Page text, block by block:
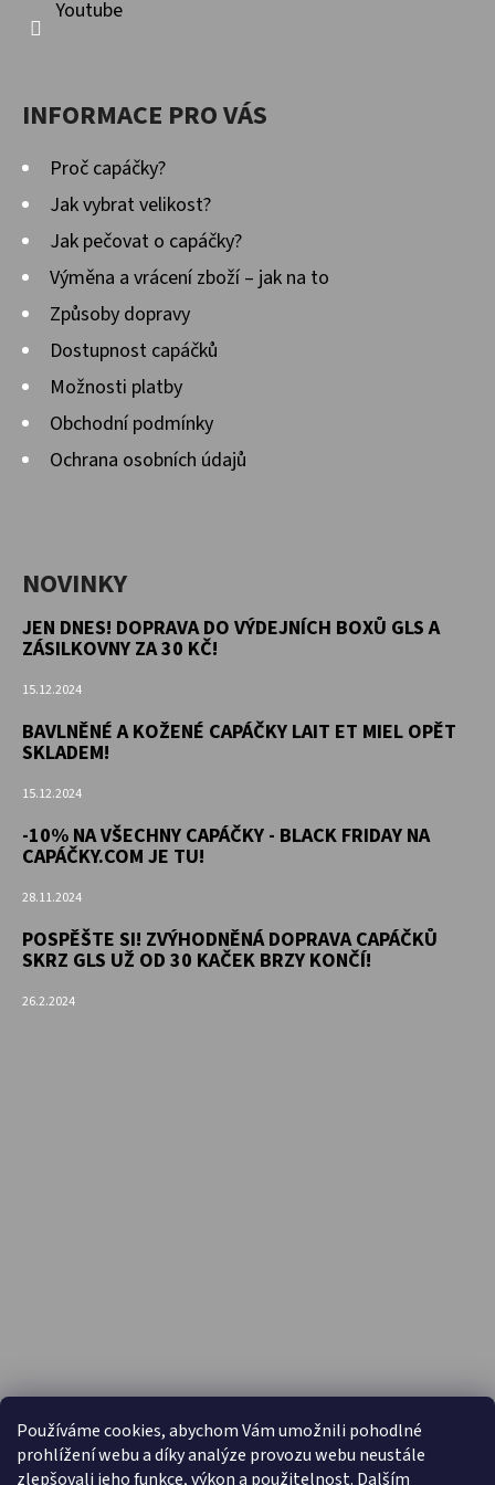
Používáme cookies, abychom Vám umožnili pohodlné
prohlížení webu a díky analýze provozu webu neustále
zlepšovali jeho funkce, výkon a použitelnost. Dalším
Youtube
INFORMACE PRO VÁS
Proč capáčky?
Jak vybrat velikost?
Jak pečovat o capáčky?
Výměna a vrácení zboží – jak na to
Způsoby dopravy
Dostupnost capáčků
Možnosti platby
Obchodní podmínky
Ochrana osobních údajů
NOVINKY
JEN DNES! DOPRAVA DO VÝDEJNÍCH BOXŮ GLS A
ZÁSILKOVNY ZA 30 KČ!
15.12.2024
BAVLNĚNÉ A KOŽENÉ CAPÁČKY LAIT ET MIEL OPĚT
SKLADEM!
15.12.2024
-10% NA VŠECHNY CAPÁČKY - BLACK FRIDAY NA
CAPÁČKY.COM JE TU!
28.11.2024
POSPĚŠTE SI! ZVÝHODNĚNÁ DOPRAVA CAPÁČKŮ
SKRZ GLS UŽ OD 30 KAČEK BRZY KONČÍ!
26.2.2024
PŘIJÍMÁME ONLINE PLATBY